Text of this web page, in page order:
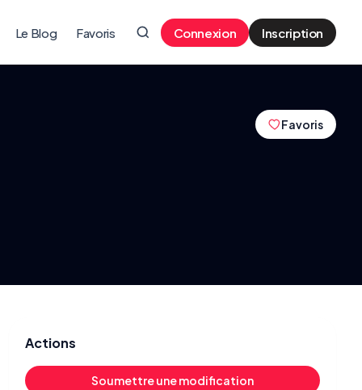
Le Blog Favoris Connexion Inscription
Favoris
Actions
Soumettre une modification